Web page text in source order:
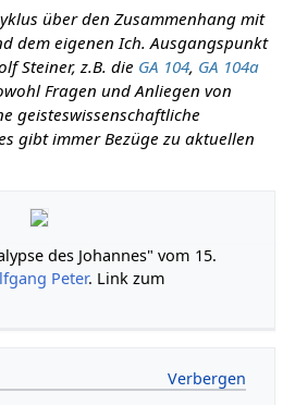
über den Zusammenhang mit
dem eigenen Ich. Ausgangspunkt
Steiner, z.B. die GA 104, GA 104a
Fragen und Anliegen von
geisteswissenschaftliche
gibt immer Bezüge zu aktuellen
des Johannes" vom 15.
Peter. Link zum